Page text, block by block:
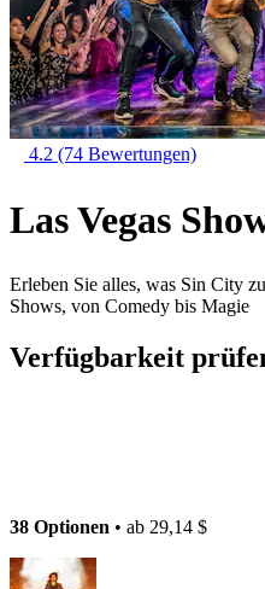
4.2 (74 Bewertungen)
Las Vegas
Erleben Sie alles, was Sin City
Shows, von Comedy bis Magie
Verfügbarkeit
38 Optionen • ab 29,14 $